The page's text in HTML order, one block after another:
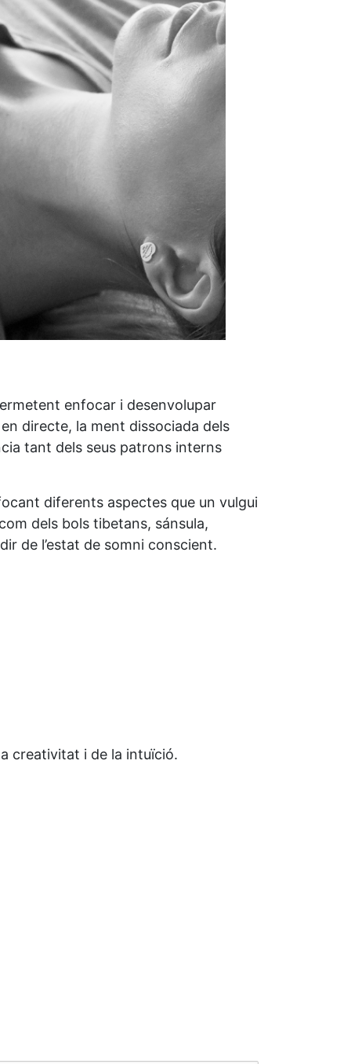
enfocar i desenvolupar
directe, la ment dissociada dels
tant dels seus patrons interns
diferents aspectes que un vulgui
dels bols tibetans, sánsula,
de l’estat de somni conscient.
creativitat i de la intuïció.